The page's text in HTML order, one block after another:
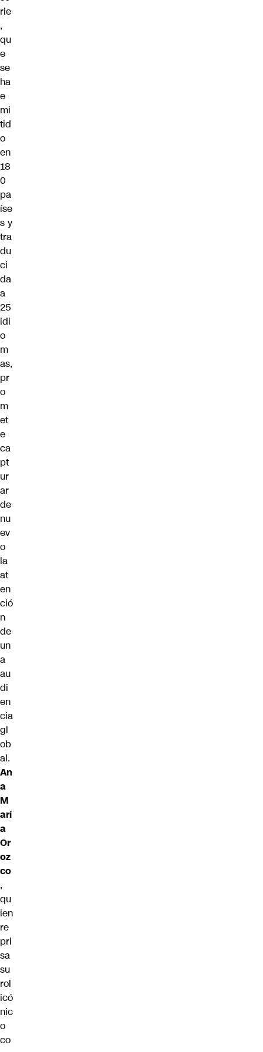
rie
,
qu
e
se
ha
e
mi
tid
o
en
18
0
pa
íse
s y
tra
du
ci
da
a
25
idi
o
m
as,
pr
o
m
et
e
ca
pt
ur
ar
de
nu
ev
o
la
at
en
ció
n
de
un
a
au
di
en
cia
gl
ob
al.
An
a
M
arí
a
Or
oz
co
,
qu
ien
re
pri
sa
su
rol
icó
nic
o
co